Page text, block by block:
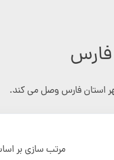
استان فارس وصل می کند.
مرتب سازی بر